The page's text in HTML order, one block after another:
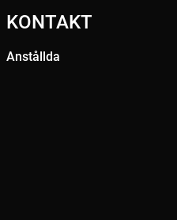
KONTAKT
Anstållda